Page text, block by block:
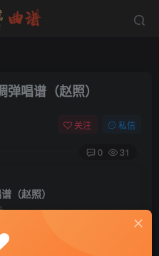
唱谱（赵照）
关注 私信
0 31
（赵照）
属资源